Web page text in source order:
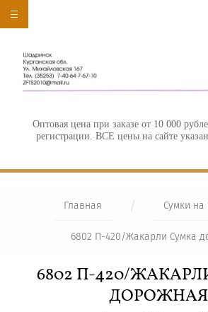
Оптовая цена при заказе от 10 000
регистрации. ВСЕ цены на сайте
Главная / Сумки на
6802 П-420/Жакарли Сумка
6802 П-420/
ДОРОЖНАЯ